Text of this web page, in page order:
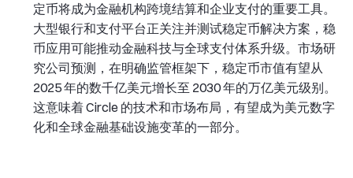
定币将成为金融机构跨境结算和企业支付的重要工具。
大型银行和支付平台正关注并测试稳定币解决方案，稳
币应用可能推动金融科技与全球支付体系升级。市场研
究公司预测，在明确监管框架下，稳定币市值有望从
2025 年的数千亿美元增长至 2030 年的万亿美元级别。
这意味着 Circle 的技术和市场布局，有望成为美元数字
化和全球金融基础设施变革的一部分。